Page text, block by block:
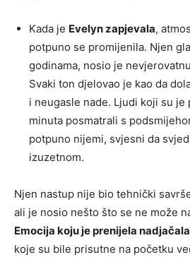
Kada je Evelyn zapjevala,
potpuno se promijenila. Njen
godinama, nosio je
Svaki ton djelovao je kao da
i neugasle nade. Ljudi koji su je
minuta posmatrali s
potpuno nijemi, svjesni da
izuzetnom.
Njen nastup nije bio tehnički
ali je nosio nešto što se ne može
Emocija koju je prenijela
koje su bile prisutne na početku